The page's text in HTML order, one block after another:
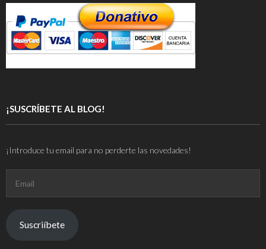
¡SUSCRÍBETE AL BLOG!
¡Introduce tu email para no perderte las novedades!
Suscriíbete